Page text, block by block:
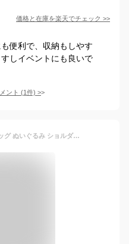
価格と在庫を楽天でチェック >>
便利で、収納もしやす
しイベントにも良いで
ント (1件) >
TSUKUMIRU ぬいバッグ 痛バッグ ぬいぐるみ ショルダー リュック 斜め掛け 推し活 PUレザー 痛バ 20cmぬい 2体 (ブラック)